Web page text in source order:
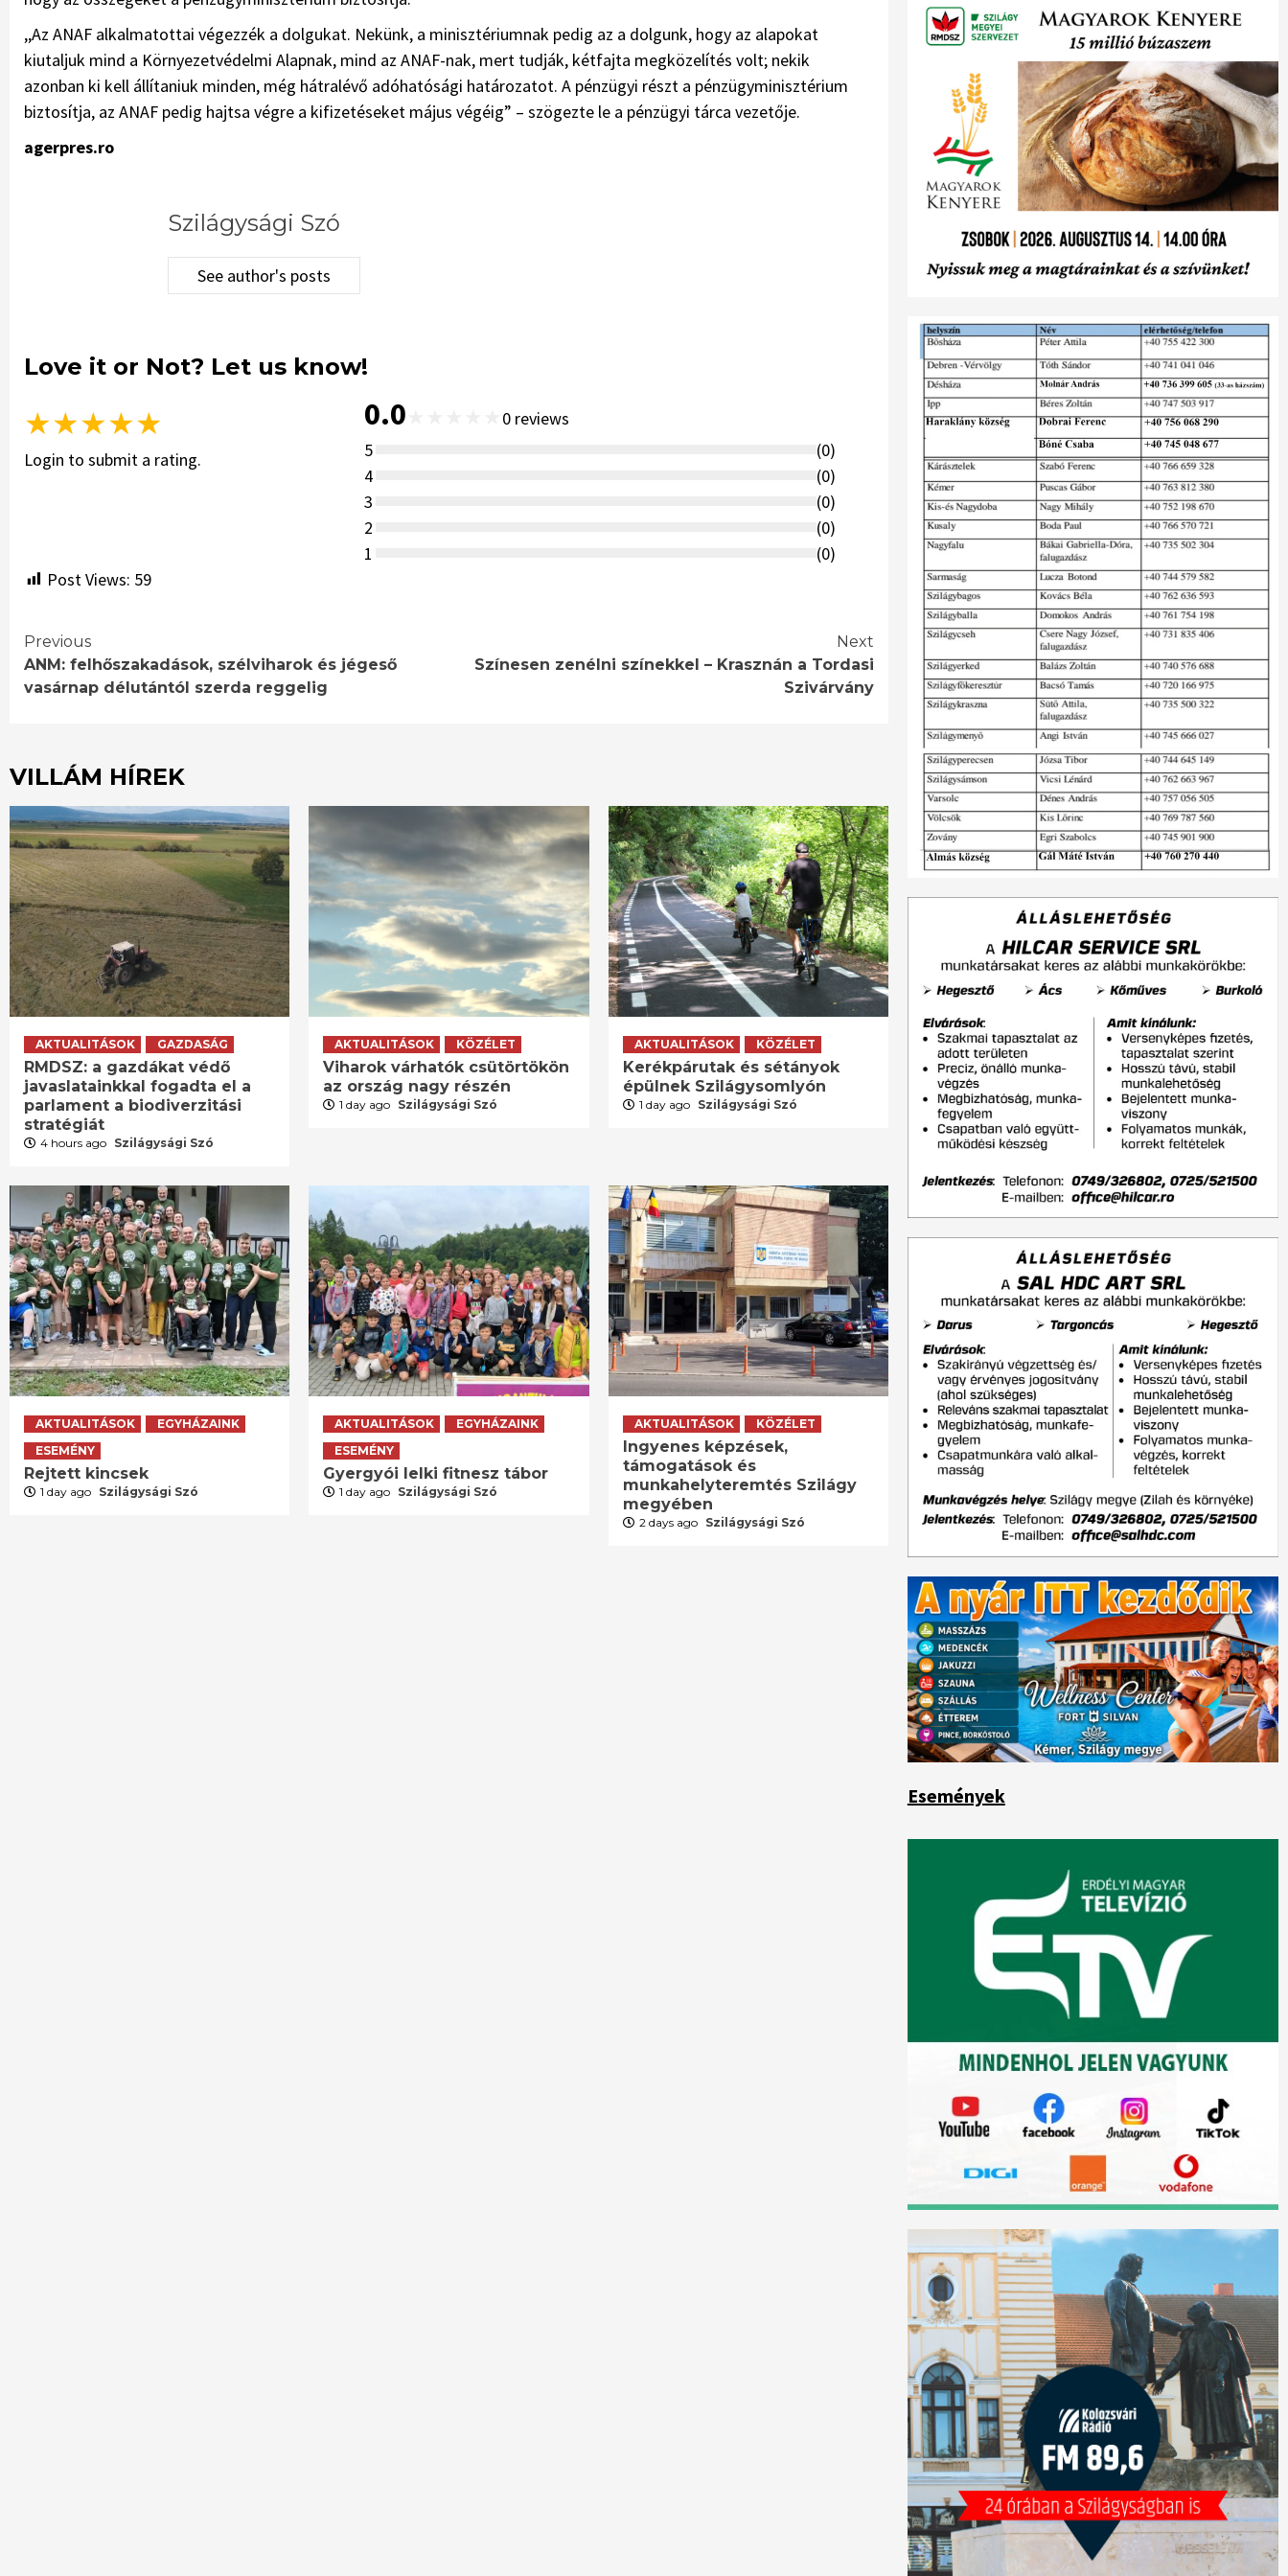
,,Az ANAF alkalmatottai végezzék a dolgukat. Nekünk, a minisztériumnak pedig az a dolgunk, hogy az alapokat
kiutaljuk mind a Környezetvédelmi Alapnak, mind az ANAF-nak, mert tudják, kétfajta megközelítés volt; nekik
azonban ki kell állítaniuk minden, még hátralévő adóhatósági határozatot. A pénzügyi részt a pénzügyminisztérium
biztosítja, az ANAF pedig hajtsa végre a kifizetéseket május végéig” – szögezte le a pénzügyi tárca vezetője.
agerpres.ro
Szilágysági Szó
See author's posts
Love it or Not? Let us know!
★★★★★
Login to submit a rating.
0.0 0 reviews
5
(0)
4
(0)
3
(0)
2
(0)
1
(0)
Post Views: 59
Continue
Reading
Previous
ANM: felhőszakadások, szélviharok és jégeső
vasárnap délutántól szerda reggelig
Next
Színesen zenélni színekkel – Krasznán a Tordasi
Szivárvány
VILLÁM HÍREK
AKTUALITÁSOK GAZDASÁG
RMDSZ: a gazdákat védő
javaslatainkkal fogadta el a
parlament a biodiverzitási
stratégiát
4 hours ago Szilágysági Szó
AKTUALITÁSOK KÖZÉLET
Viharok várhatók csütörtökön
az ország nagy részén
1 day ago Szilágysági Szó
AKTUALITÁSOK KÖZÉLET
Kerékpárutak és sétányok
épülnek Szilágysomlyón
1 day ago Szilágysági Szó
AKTUALITÁSOK
EGYHÁZAINK
ESEMÉNY
Rejtett kincsek
1 day ago Szilágysági Szó
AKTUALITÁSOK
EGYHÁZAINK
ESEMÉNY
Gyergyói lelki fitnesz tábor
1 day ago Szilágysági Szó
AKTUALITÁSOK KÖZÉLET
Ingyenes képzések,
támogatások és
munkahelyteremtés Szilágy
megyében
2 days ago Szilágysági Szó
Események